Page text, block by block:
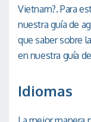
Vietnam?. Para
nuestra guía de
que saber sobre
en nuestra guía
Idiomas